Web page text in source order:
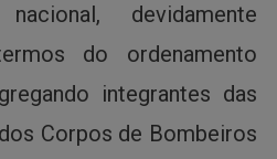
nacional, devidamente
do ordenamento
integrantes das
Corpos de Bombeiros